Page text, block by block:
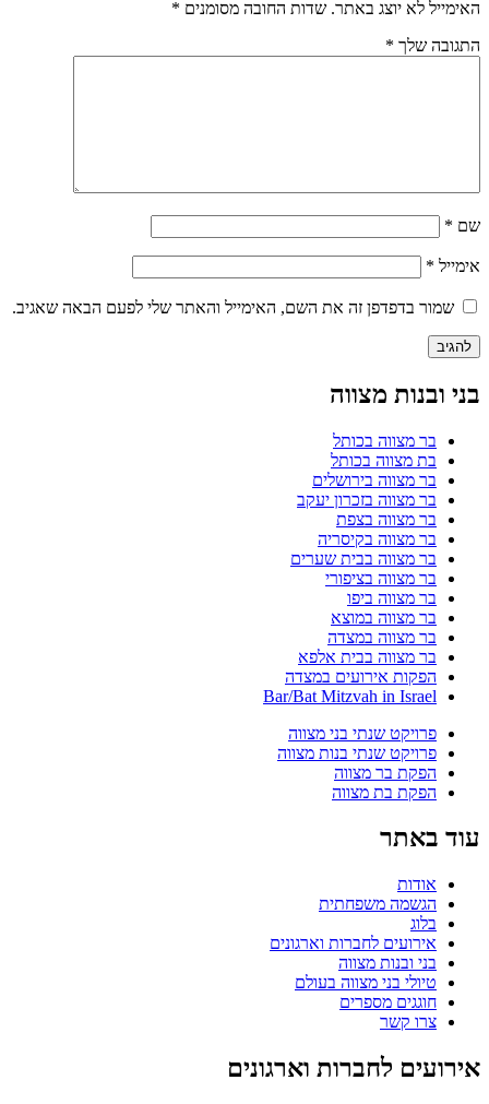
האימייל לא יוצג באתר. שדות החובה מסומנים *
התגובה שלך *
שם *
אימייל *
שמור בדפדפן זה את השם, האימייל והאתר שלי לפעם הבאה שאגיב.
בני ובנות מצווה
בר מצווה בכותל
בת מצווה בכותל
בר מצווה בירושלים
בר מצווה בזכרון יעקב
בר מצווה בצפת
בר מצווה בקיסריה
בר מצווה בבית שערים
בר מצווה בציפורי
בר מצווה ביפו
בר מצווה במוצא
בר מצווה במצדה
בר מצווה בבית אלפא
הפקות אירועים במצדה
Bar/Bat Mitzvah in Israel
פרויקט שנתי בני מצווה
פרויקט שנתי בנות מצווה
הפקת בר מצווה
הפקת בת מצווה
עוד באתר
אודות
הגשמה משפחתית
בלוג
אירועים לחברות וארגונים
בני ובנות מצווה
טיולי בני מצווה בעולם
חוגגים מספרים
צרו קשר
אירועים לחברות וארגונים